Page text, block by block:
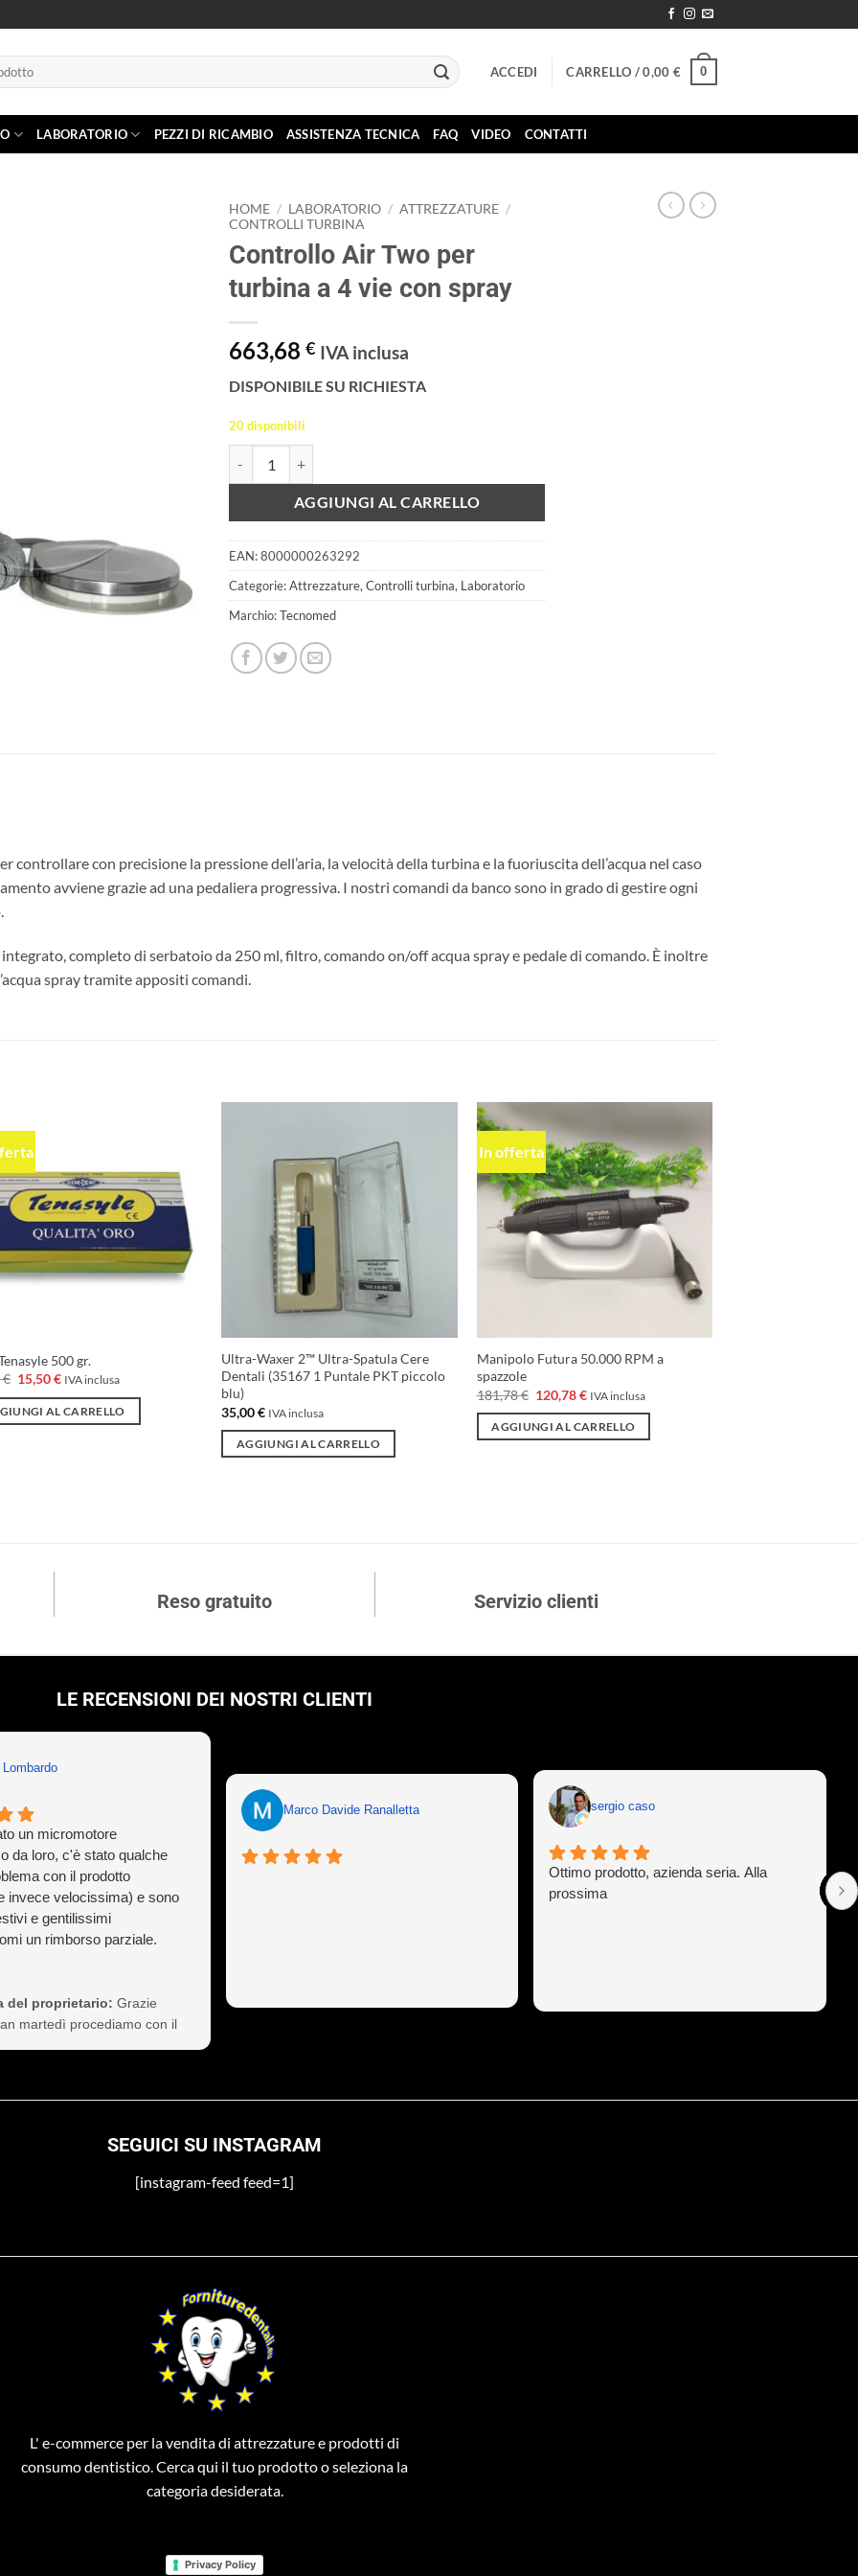
ACCEDI CARRELLO /0,00 € 0
LABORATORIO PEZZI DI RICAMBIO ASSISTENZA TECNICA FAQ VIDEO CONTATTI
HOME / LABORATORIO / ATTREZZATURE /
CONTROLLI TURBINA
Controllo Air Two per
turbina a 4 vie con spray
663,68 € IVA inclusa
DISPONIBILE SU RICHIESTA
20 disponibili
AGGIUNGI AL CARRELLO
EAN:8000000263292
Categorie:Attrezzature,Controlli turbina, Laboratorio
Marchio:Tecnomed
controllare con precisione la pressione dell’aria, la velocità della turbina e la fuoriuscita dell’acqua nel caso
avviene grazie ad una pedaliera progressiva. I nostri comandi da banco sono in grado di gestire ogni
completo di serbatoio da 250 ml, filtro, comando on/off acqua spray e pedale di comando. È inoltre
spray tramite appositi comandi.
dei
desideri
500 gr.
€ Il
prezzo
originale
era:
15,50€Il
attuale
è:
IVA inclusa
AL CARRELLO
Aggiungi
alla lista
desideri
Ultra-Waxer 2™ Ultra-Spatula Cere
Dentali (35167 1 Puntale PKT piccolo
blu)
35,00€ IVA inclusa
AGGIUNGI AL CARRELLO
In offerta
Aggiungi
alla lista
dei
desideri
Manipolo Futura 50.000 RPM a
spazzole
181,78€ Il
prezzo
originale
era:
120,78€Il
attuale
è:
IVA inclusa
AGGIUNGI AL CARRELLO
Reso gratuito Servizio clienti
LE RECENSIONI DEI NOSTRI CLIENTI
Lombardo
un micromotore
da loro, c'è stato qualche
con il prodotto
invece velocissima) e sono
e gentilissimi
un rimborso parziale.
capitare a tutti ma gestirlo
non è cosa da poco,
così il cliente a vita).
consigliati
del proprietario: Grazie
martedì procediamo con il
Marco Davide Ranalletta sergio caso
Ottimo prodotto, azienda seria. Alla
prossima
SEGUICI SU INSTAGRAM
[instagram-feed feed=1]
L' e-commerce per la vendita di attrezzature e prodotti di
consumo dentistico. Cerca qui il tuo prodotto o seleziona la
categoria desiderata.
Privacy Policy